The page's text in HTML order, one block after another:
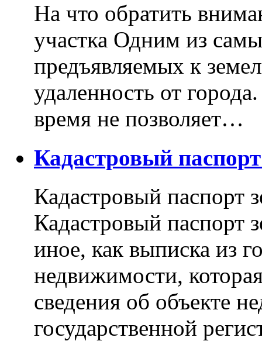
На что обратить
участка Одним из
предъявляемых к
удаленность от
время не позволяет…
Кадастровый
Кадастровый паспорт
Кадастровый паспорт
иное, как выписка из
недвижимости,
сведения об объекте
государственной